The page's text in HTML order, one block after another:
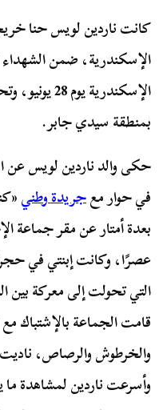
كانت ناردين لويس حنا
الإسكندرية
بمنطقة سيدي جابر.
حكى والد ناردين لويس عن
في حوار معجريدة وطني
عصرًا، وكانت إبنتي في
التي تحولت إلى معركة
قامت الجماعة بالإشتباك
والخرطوش والرصاص،
وأسرعت ناردين لمشاهدة